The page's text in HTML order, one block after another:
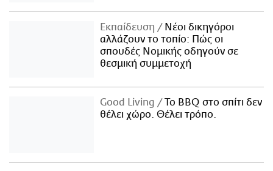
Εκπαίδευση
Νέοι δικηγόροι
αλλάζουν το τοπίο: Πώς οι
σπουδές Νομικής οδηγούν σε
θεσμική συμμετοχή
Good Living
Το BBQ στο σπίτι δεν
θέλει χώρο. Θέλει τρόπο.